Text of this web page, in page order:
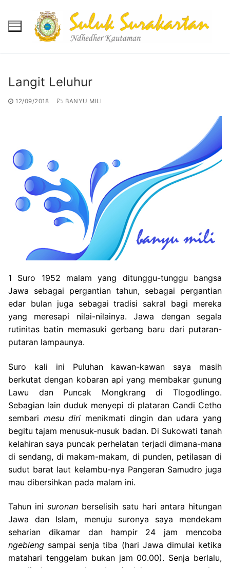
content
Reportase
Banyu Mili
Agenda
Langit Leluhur
12/09/2018 BANYU MILI
1 Suro 1952 malam yang ditunggu-tunggu bangsa
Jawa sebagai pergantian tahun, sebagai pergantian
edar bulan juga sebagai tradisi sakral bagi mereka
yang meresapi nilai-nilainya. Jawa dengan segala
rutinitas batin memasuki gerbang baru dari putaran-
putaran lampaunya.
Suro kali ini Puluhan kawan-kawan saya masih
berkutat dengan kobaran api yang membakar gunung
Lawu dan Puncak Mongkrang di Tlogodlingo.
Sebagian lain duduk menyepi di plataran Candi Cetho
sembari mesu diri menikmati dingin dan udara yang
begitu tajam menusuk-nusuk badan. Di Sukowati tanah
kelahiran saya puncak perhelatan terjadi dimana-mana
di sendang, di makam-makam, di punden, petilasan di
sudut barat laut kelambu-nya Pangeran Samudro juga
mau dibersihkan pada malam ini.
Tahun inisuronan berselisih satu hari antara hitungan
Jawa dan Islam, menuju suronya saya mendekam
seharian dikamar dan hampir 24 jam mencoba
ngebleng sampai senja tiba (hari Jawa dimulai ketika
matahari tenggelam bukan jam 00.00). Senja berlalu,